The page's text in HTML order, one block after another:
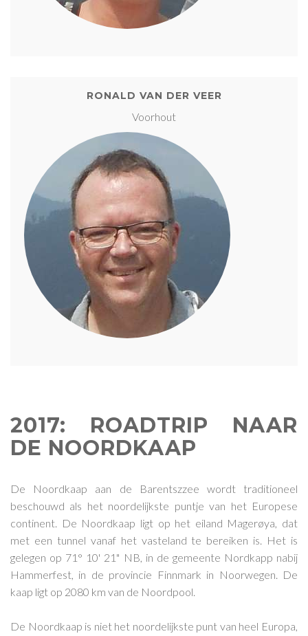
RONALD VAN DER VEER
Voorhout
2017: ROADTRIP NAAR
DE NOORDKAAP
De Noordkaap aan de Barentszzee wordt traditioneel
beschouwd als het noordelijkste puntje van het Europese
continent. De Noordkaap ligt op het eiland Magerøya, dat
met een tunnel vanaf het vasteland te bereiken is. Het is
gelegen op 71° 10' 21" NB, in de gemeente Nordkapp nabij
Hammerfest, in de provincie Finnmark in Noorwegen. De
kaap ligt op 2080 km van de Noordpool.
De Noordkaap is niet het noordelijkste punt van heel Europa,